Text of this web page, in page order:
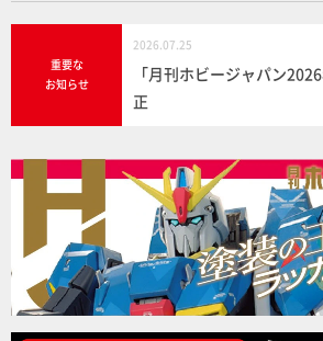
重要な
お知らせ
2026.07.25
「月刊ホビージャパン
正